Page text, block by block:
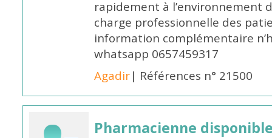
rapidement à l’environnement
charge professionnelle des
information complémentaire
whatsapp 0657459317
Agadir| Références n° 21500
Pharmacienne